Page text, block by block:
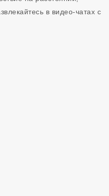
в видео-чатах с
Сплит